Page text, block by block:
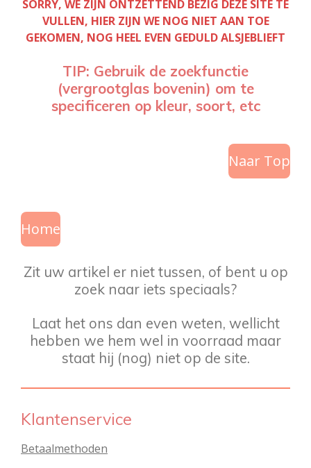
SORRY, WE ZIJN ONTZETTEND BEZIG DEZE SITE TE
VULLEN, HIER ZIJN WE NOG NIET AAN TOE
GEKOMEN, NOG HEEL EVEN GEDULD ALSJEBLIEFT
TIP: Gebruik de zoekfunctie
(vergrootglas bovenin) om te
specificeren op kleur, soort, etc
Naar Top
Home
Zit uw artikel er niet tussen, of bent u op
zoek naar iets speciaals?
Laat het ons dan even weten, wellicht
hebben we hem wel in voorraad maar
staat hij (nog) niet op de site.
Klantenservice
Betaalmethoden